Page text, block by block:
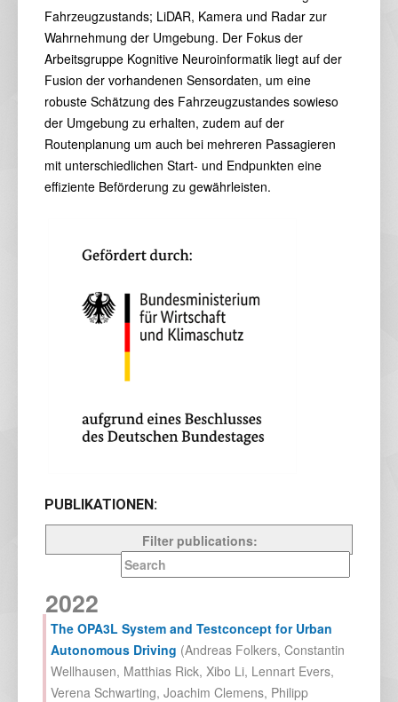
Fahrzeugzustands; LiDAR, Kamera und Radar zur
Wahrnehmung der Umgebung. Der Fokus der
Arbeitsgruppe Kognitive Neuroinformatik liegt auf der
Fusion der vorhandenen Sensordaten, um eine
robuste Schätzung des Fahrzeugzustandes sowieso
der Umgebung zu erhalten, zudem auf der
Routenplanung um auch bei mehreren Passagieren
mit unterschiedlichen Start- und Endpunkten eine
effiziente Beförderung zu gewährleisten.
PUBLIKATIONEN:
Filter publications:
2022
The OPA3L System and Testconcept for Urban
Autonomous Driving (Andreas Folkers, Constantin
Wellhausen, Matthias Rick, Xibo Li, Lennart Evers,
Verena Schwarting, Joachim Clemens, Philipp